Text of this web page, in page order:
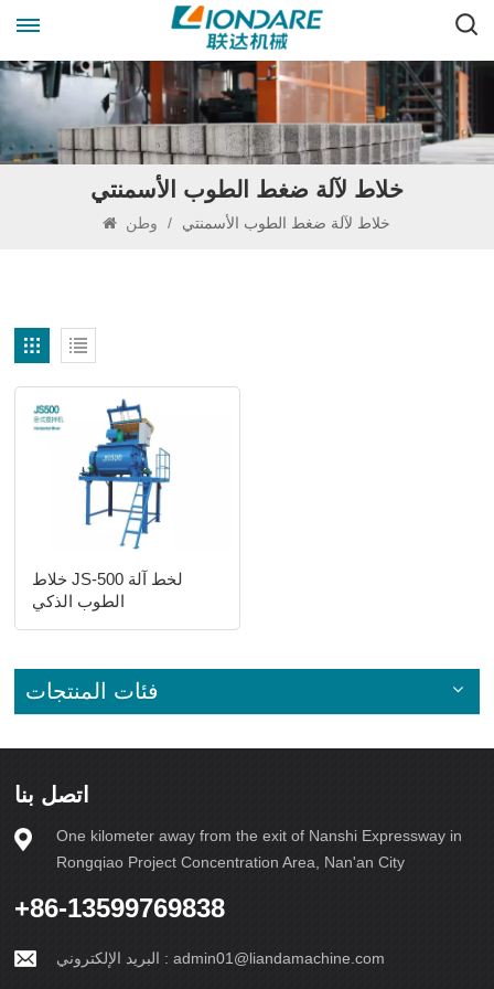
خلاط لآلة ضغط الطوب الأسمنتي
/ خلاط لآلة ضغط الطوب الأسمنتي
خلاط JS-500 لخط آلة
الطوب الذكي
فئات المنتجات
اتصل بنا
One kilometer away from the exit of Nanshi Expressway in
Rongqiao Project Concentration Area, Nan'an City
+86-13599769838
البريد الإلكتروني :admin01@liandamachine.com